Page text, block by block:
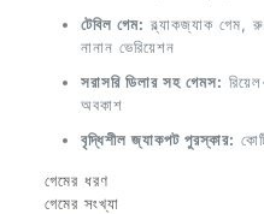
টেবিল গেম: ব্ল্যাকজ্যাক গেম,
নানান ভেরিয়েশন
সরাসরি ডিলার সহ গেমস:
অবকাশ
বৃদ্ধিশীল জ্যাকপট পুরস্কার:
গেমের ধরণ
গেমের সংখ্যা